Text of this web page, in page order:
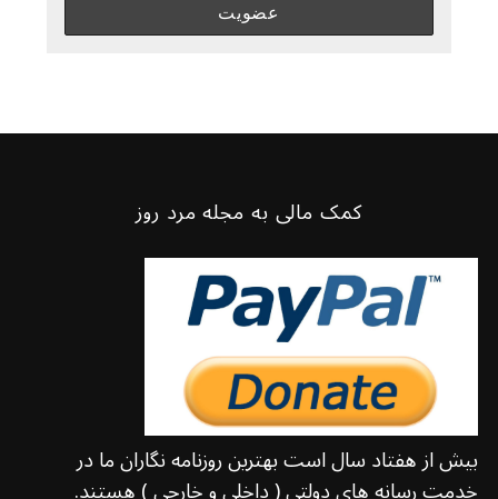
کمک مالی به مجله مرد روز
بیش از هفتاد سال است بهترین روزنامه نگاران ما در